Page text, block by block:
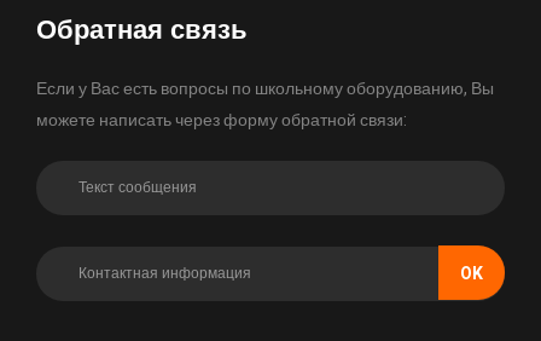
Обратная связь
Если у Вас есть вопросы по школьному оборудованию, Вы
можете написать через форму обратной связи:
OK